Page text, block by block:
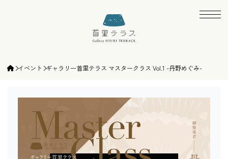
ギャラリー首里テラス | gallery SHURI
イベント ギャラリー首里テラス マスタークラス Vol.1 -丹野めぐみ-